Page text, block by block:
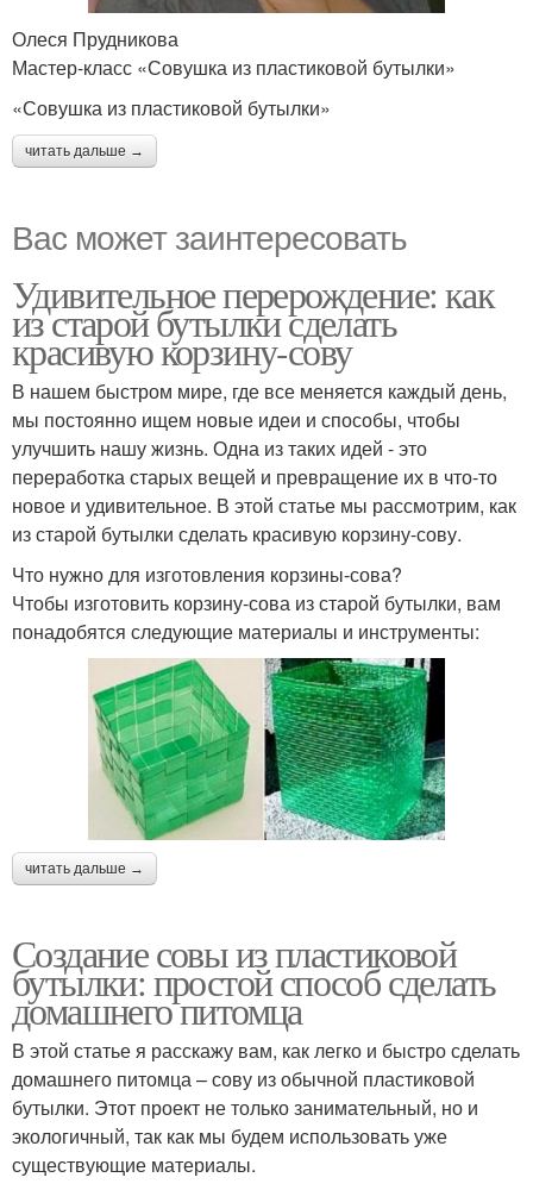
Олеся Прудникова
Мастер-класс «Совушка из пластиковой бутылки»
«Совушка из пластиковой бутылки»
читать дальше →
Вас может заинтересовать
Удивительное перерождение: как
из старой бутылки сделать
красивую корзину-сову
В нашем быстром мире, где все меняется каждый день,
мы постоянно ищем новые идеи и способы, чтобы
улучшить нашу жизнь. Одна из таких идей - это
переработка старых вещей и превращение их в что-то
новое и удивительное. В этой статье мы рассмотрим, как
из старой бутылки сделать красивую корзину-сову.
Что нужно для изготовления корзины-сова?
Чтобы изготовить корзину-сова из старой бутылки, вам
понадобятся следующие материалы и инструменты:
читать дальше →
Создание совы из пластиковой
бутылки: простой способ сделать
домашнего питомца
В этой статье я расскажу вам, как легко и быстро сделать
домашнего питомца – сову из обычной пластиковой
бутылки. Этот проект не только занимательный, но и
экологичный, так как мы будем использовать уже
существующие материалы.